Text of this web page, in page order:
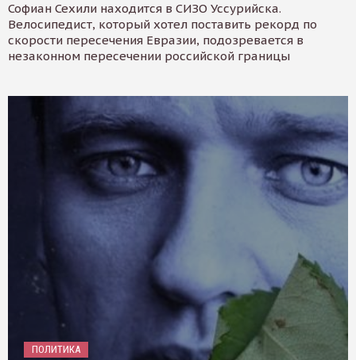
Софиан Сехили находится в СИЗО Уссурийска.
Велосипедист, который хотел поставить рекорд по
скорости пересечения Евразии, подозревается в
незаконном пересечении российской границы
ПОЛИТИКА